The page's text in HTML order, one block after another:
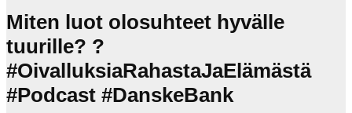
käsiinsä ja rakentaa taloudellista mielenrauhaa. Oivalla
Miten luot olosuhteet hyvälle
tuurille? ?
#OivalluksiaRahastaJaElämästä
#Podcast #DanskeBank